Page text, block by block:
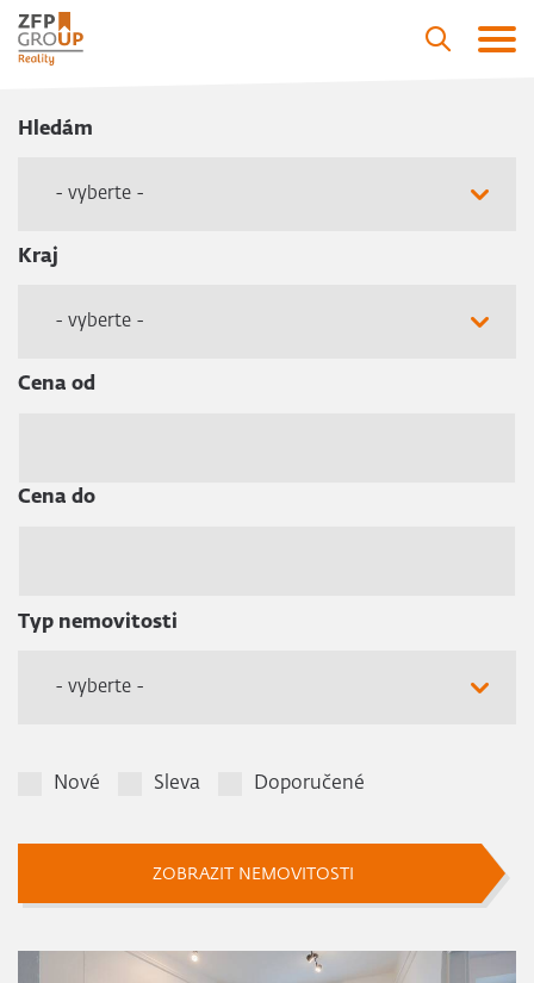
Hledám
- vyberte -
Kraj
- vyberte -
Cena od
Cena do
Typ nemovitosti
- vyberte -
Nové Sleva Doporučené
ZOBRAZIT NEMOVITOSTI